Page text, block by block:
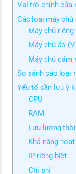
Vai trò chính của
Các loại máy chủ
Máy chủ
Máy chủ ảo
Máy chủ đám
So sánh các loại
Yếu tố cần lưu ý
CPU
RAM
Lưu lượng
Khả năng
IP riêng biệt
Chi phí